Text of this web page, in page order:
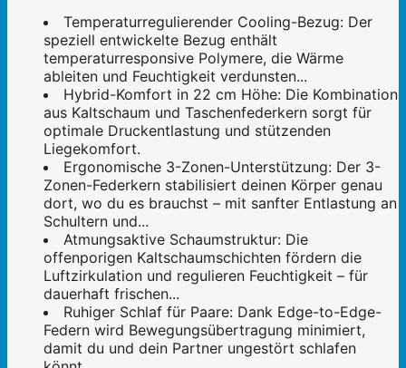
Temperaturregulierender Cooling-Bezug: Der
speziell entwickelte Bezug enthält
temperaturresponsive Polymere, die Wärme
ableiten und Feuchtigkeit verdunsten...
Hybrid-Komfort in 22 cm Höhe: Die Kombination
aus Kaltschaum und Taschenfederkern sorgt für
optimale Druckentlastung und stützenden
Liegekomfort.
Ergonomische 3-Zonen-Unterstützung: Der 3-
Zonen-Federkern stabilisiert deinen Körper genau
dort, wo du es brauchst – mit sanfter Entlastung an
Schultern und...
Atmungsaktive Schaumstruktur: Die
offenporigen Kaltschaumschichten fördern die
Luftzirkulation und regulieren Feuchtigkeit – für
dauerhaft frischen...
Ruhiger Schlaf für Paare: Dank Edge-to-Edge-
Federn wird Bewegungsübertragung minimiert,
damit du und dein Partner ungestört schlafen